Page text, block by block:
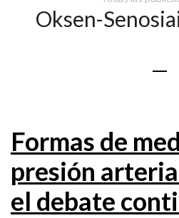
Oksen-
Formas de
presión
el debate